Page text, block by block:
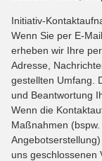
Initiativ-
Wenn Sie per E-
erheben wir Ihre
Adresse,
gestellten Umfang.
und Beantwortung
Wenn die
Maßnahmen
uns geschlossenen